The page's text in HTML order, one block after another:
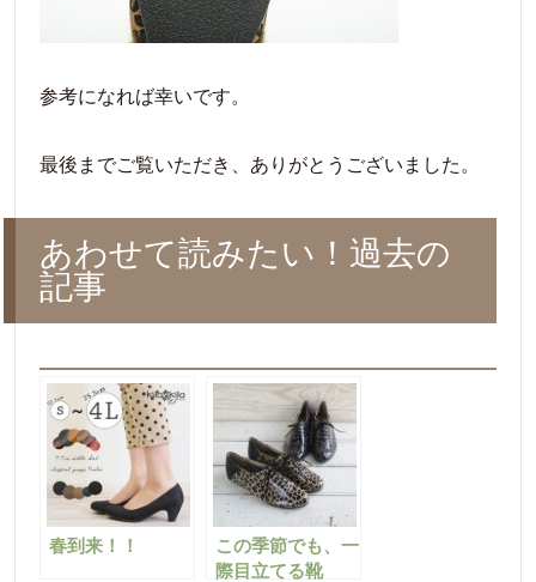
参考になれば幸いです。
最後までご覧いただき、ありがとうございました。
あわせて読みたい！過去の
記事
春到来！！
この季節でも、一
際目立てる靴